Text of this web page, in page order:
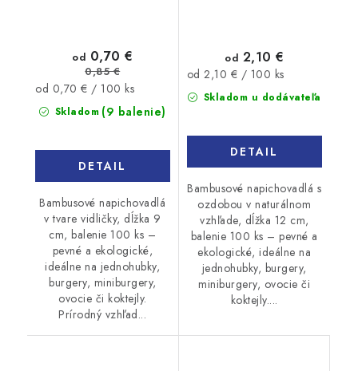
Skladom (9 balenie)
od 0,70 €
0,85 €
Jednotková
cena:
od 0,70 € / 100 ks
DETAIL
Bambusové napichovadlá
v tvare vidličky, dĺžka 9
cm, balenie 100 ks –
pevné a ekologické,
ideálne na jednohubky,
burgery, miniburgery,
ovocie či koktejly.
Prírodný vzhľad...
Skladom u dodávateľa
od 2,10 €
Jednotková
cena:
od 2,10 € / 100 ks
DETAIL
Bambusové napichovadlá s
ozdobou v naturálnom
vzhľade, dĺžka 12 cm,
balenie 100 ks – pevné a
ekologické, ideálne na
jednohubky, burgery,
miniburgery, ovocie či
koktejly....